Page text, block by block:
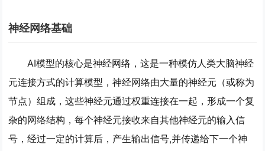
神经网络基础
AI模型的核心是神经网络，这是一种模仿人类大脑神经
元连接方式的计算模型，神经网络由大量的神经元（或称为
节点）组成，这些神经元通过权重连接在一起，形成一个复
杂的网络结构，每个神经元接收来自其他神经元的输入信
号，经过一定的计算后，产生输出信号,并传递给下一个神